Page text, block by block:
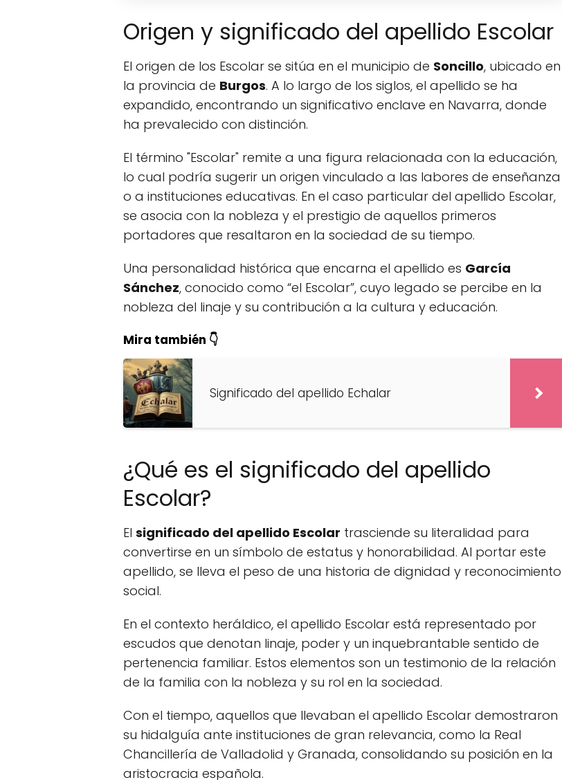
Origen y significado del apellido Escolar
El origen de los Escolar se sitúa en el municipio de Soncillo, ubicado en
la provincia de Burgos. A lo largo de los siglos, el apellido se ha
expandido, encontrando un significativo enclave en Navarra, donde
ha prevalecido con distinción.
El término "Escolar" remite a una figura relacionada con la educación,
lo cual podría sugerir un origen vinculado a las labores de enseñanza
o a instituciones educativas. En el caso particular del apellido Escolar,
se asocia con la nobleza y el prestigio de aquellos primeros
portadores que resaltaron en la sociedad de su tiempo.
Una personalidad histórica que encarna el apellido es García
Sánchez, conocido como “el Escolar”, cuyo legado se percibe en la
nobleza del linaje y su contribución a la cultura y educación.
Mira también 👇
Significado del apellido Echalar
¿Qué es el significado del apellido
Escolar?
El significado del apellido Escolar trasciende su literalidad para
convertirse en un símbolo de estatus y honorabilidad. Al portar este
apellido, se lleva el peso de una historia de dignidad y reconocimiento
social.
En el contexto heráldico, el apellido Escolar está representado por
escudos que denotan linaje, poder y un inquebrantable sentido de
pertenencia familiar. Estos elementos son un testimonio de la relación
de la familia con la nobleza y su rol en la sociedad.
Con el tiempo, aquellos que llevaban el apellido Escolar demostraron
su hidalguía ante instituciones de gran relevancia, como la Real
Chancillería de Valladolid y Granada, consolidando su posición en la
aristocracia española.